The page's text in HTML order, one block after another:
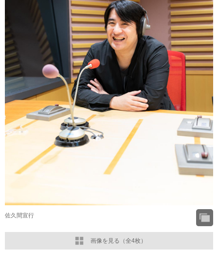
画像を見る（全4枚）
佐久間宣行